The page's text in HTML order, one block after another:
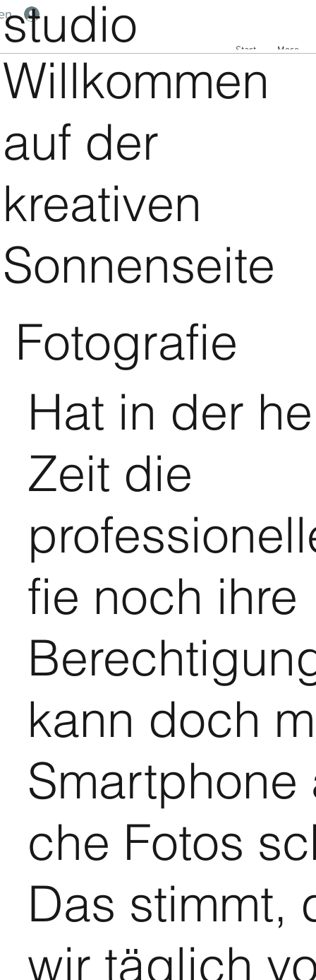
Start More
studio
Fotografie
Hat in der
Zeit die
fie noch ihre
kann doch
Smartphone
che Fotos
Das stimmt,
wir täglich
Willkommen
auf der
kreativen
Sonnenseite